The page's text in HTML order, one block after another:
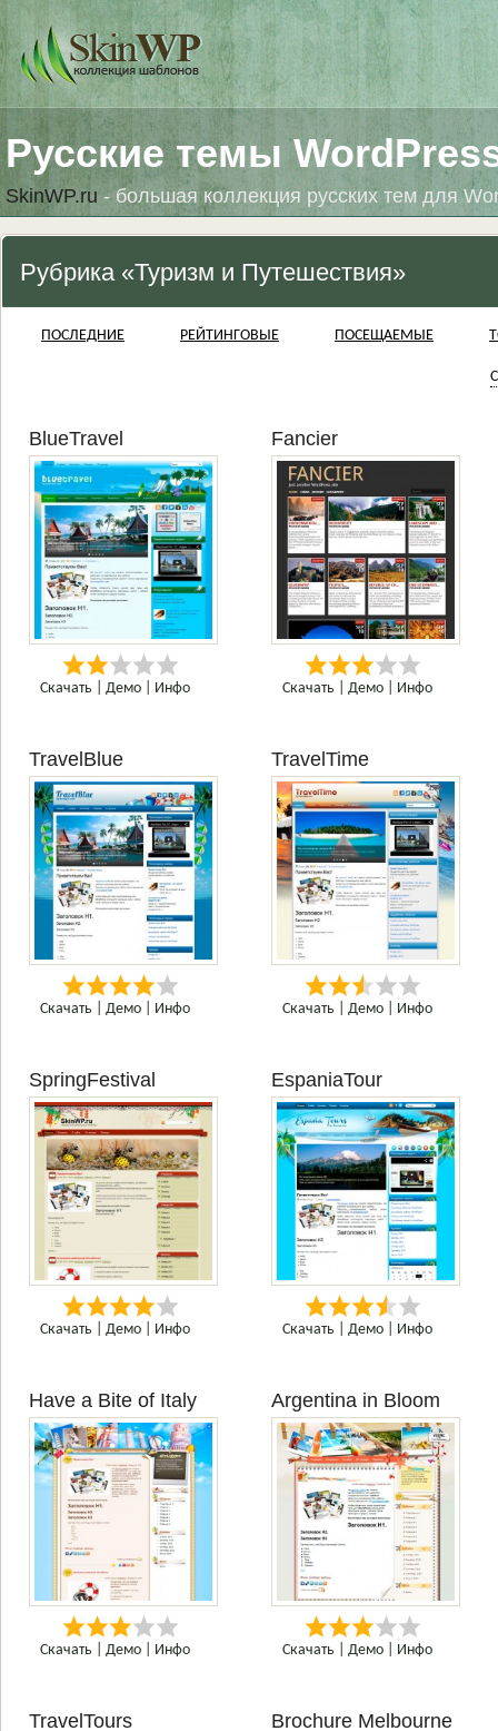
Русские темы
SkinWP.ru- большая коллекция русских тем для
Рубрика «Туризм и Путешествия»
ПОСЛЕДНИЕ РЕЙТИНГОВЫЕ ПОСЕЩАЕМЫЕ
BlueTravel
Скачать Демо Инфо
Fancier
Скачать Демо Инфо
TravelBlue
Скачать Демо Инфо
TravelTime
Скачать Демо Инфо
SpringFestival
Скачать Демо Инфо
EspaniaTour
Скачать Демо Инфо
Have a Bite of Italy
Скачать Демо Инфо
Argentina in Bloom
Скачать Демо Инфо
TravelTours Brochure Melbourne